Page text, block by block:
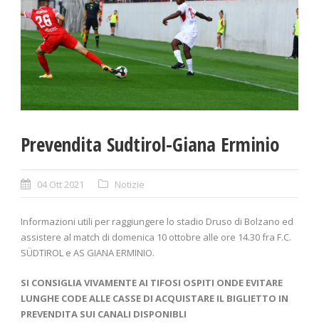
Prevendita Sudtirol-Giana Erminio
04 Ott 2021 Notizie
Informazioni utili per raggiungere lo stadio Druso di Bolzano ed
assistere al match di domenica 10 ottobre alle ore 14.30 fra F.C.
SÜDTIROL e AS GIANA ERMINIO.
SI CONSIGLIA VIVAMENTE AI TIFOSI OSPITI ONDE EVITARE
LUNGHE CODE ALLE CASSE DI ACQUISTARE IL BIGLIETTO IN
PREVENDITA SUI CANALI DISPONIBLI